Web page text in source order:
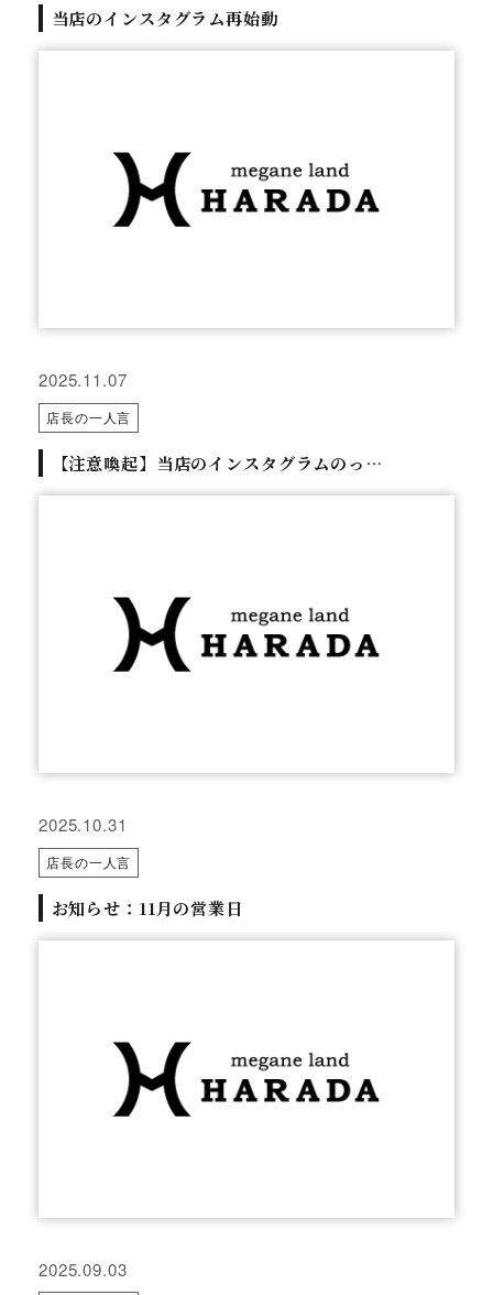
当店のインスタグラム再始動
2025.11.07
店長の一人言
【注意喚起】当店のインスタグラムのっ…
2025.10.31
店長の一人言
お知らせ：11月の営業日
2025.09.03